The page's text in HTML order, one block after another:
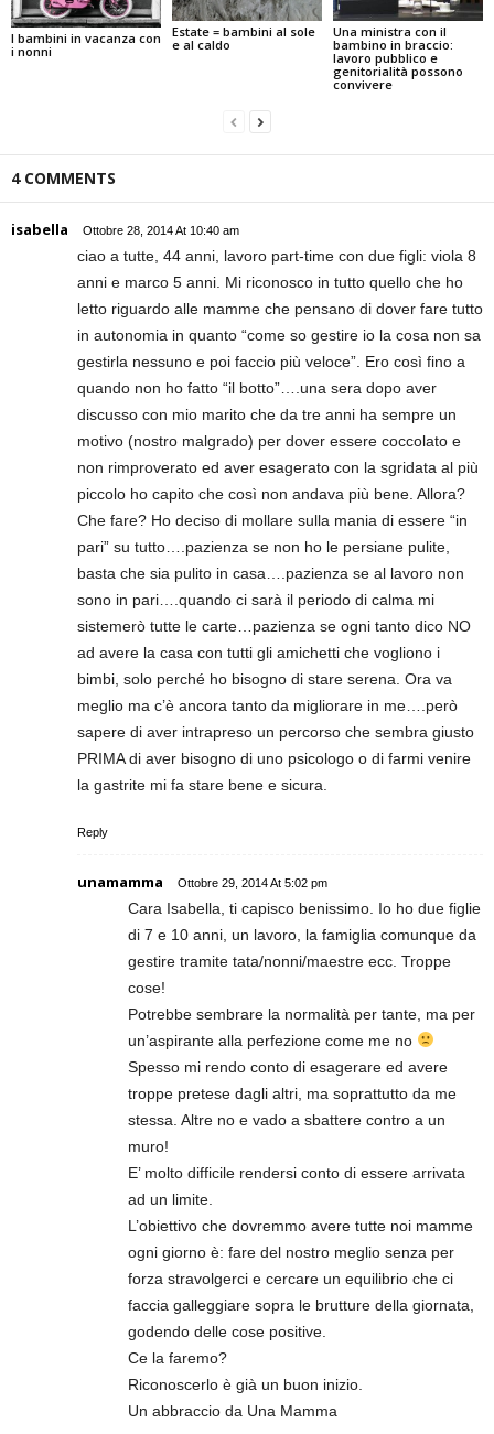
I bambini in vacanza con
i nonni
Estate = bambini al sole
e al caldo
Una ministra con il
bambino in braccio:
lavoro pubblico e
genitorialità possono
convivere
4 COMMENTS
isabella Ottobre 28, 2014 At 10:40 am
ciao a tutte, 44 anni, lavoro part-time con due figli: viola 8
anni e marco 5 anni. Mi riconosco in tutto quello che ho
letto riguardo alle mamme che pensano di dover fare tutto
in autonomia in quanto “come so gestire io la cosa non sa
gestirla nessuno e poi faccio più veloce”. Ero così fino a
quando non ho fatto “il botto”….una sera dopo aver
discusso con mio marito che da tre anni ha sempre un
motivo (nostro malgrado) per dover essere coccolato e
non rimproverato ed aver esagerato con la sgridata al più
piccolo ho capito che così non andava più bene. Allora?
Che fare? Ho deciso di mollare sulla mania di essere “in
pari” su tutto….pazienza se non ho le persiane pulite,
basta che sia pulito in casa….pazienza se al lavoro non
sono in pari….quando ci sarà il periodo di calma mi
sistemerò tutte le carte…pazienza se ogni tanto dico NO
ad avere la casa con tutti gli amichetti che vogliono i
bimbi, solo perché ho bisogno di stare serena. Ora va
meglio ma c’è ancora tanto da migliorare in me….però
sapere di aver intrapreso un percorso che sembra giusto
PRIMA di aver bisogno di uno psicologo o di farmi venire
la gastrite mi fa stare bene e sicura.
Reply
unamamma Ottobre 29, 2014 At 5:02 pm
Cara Isabella, ti capisco benissimo. Io ho due figlie
di 7 e 10 anni, un lavoro, la famiglia comunque da
gestire tramite tata/nonni/maestre ecc. Troppe
cose!
Potrebbe sembrare la normalità per tante, ma per
un’aspirante alla perfezione come me no
Spesso mi rendo conto di esagerare ed avere
troppe pretese dagli altri, ma soprattutto da me
stessa. Altre no e vado a sbattere contro a un
muro!
E’ molto difficile rendersi conto di essere arrivata
ad un limite.
L’obiettivo che dovremmo avere tutte noi mamme
ogni giorno è: fare del nostro meglio senza per
forza stravolgerci e cercare un equilibrio che ci
faccia galleggiare sopra le brutture della giornata,
godendo delle cose positive.
Ce la faremo?
Riconoscerlo è già un buon inizio.
Un abbraccio da Una Mamma